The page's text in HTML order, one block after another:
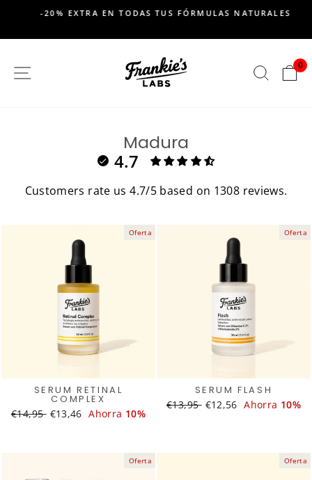
contenido
de
diapositivas
-20% EXTRA EN TODAS TUS FÓRMULAS NATURALES
SITIO DE NAVEGACION 0
Madura
4.7
Customers rate us 4.7/5 based on 1308 reviews.
Oferta
SERUM RETINAL
COMPLEX
Translation
€14,95 Translation
€13,46 Ahorra 10%
Oferta
SERUM FLASH
Translation
€13,95 Translation
€12,56 Ahorra 10%
Oferta Oferta